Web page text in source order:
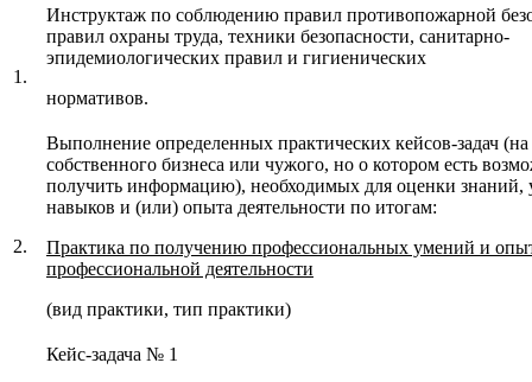
1.
Инструктаж по соблюдению правил противопожарной
правил охраны труда, техники безопасности, санитарно-
эпидемиологических правил и гигиенических
нормативов.
2.
Выполнение определенных практических кейсов-задач (на
собственного бизнеса или чужого, но о котором есть
получить информацию), необходимых для оценки знаний,
навыков и (или) опыта деятельности по итогам:
Практика по получению профессиональных умений и
профессиональной деятельности
(вид практики, тип практики)
Кейс-задача № 1